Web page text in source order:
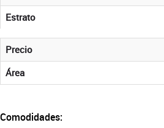
Estrato
Precio
Área
Comodidades: